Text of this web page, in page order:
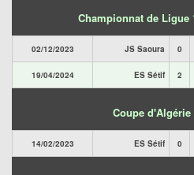
Championnat de Ligue
02/12/2023 JS Saoura 0
19/04/2024 ES Sétif 2
Coupe d'Algérie
14/02/2023 ES Sétif 0